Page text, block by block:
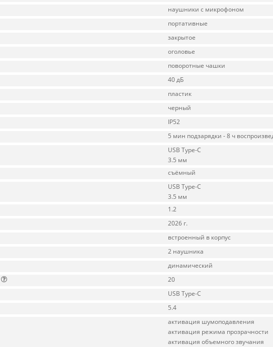
наушники с микрофоном
портативные
закрытое
оголовье
поворотные чашки
40 дБ
пластик
черный
IP52
5 мин подзарядки - 8 ч
USB Type-C
3.5 мм
съёмный
USB Type-C
3.5 мм
1.2
2026 г.
встроенный в корпус
2 наушника
динамический
20
USB Type-C
5.4
активация шумоподавления
активация режима прозрачности
активация объемного звучания